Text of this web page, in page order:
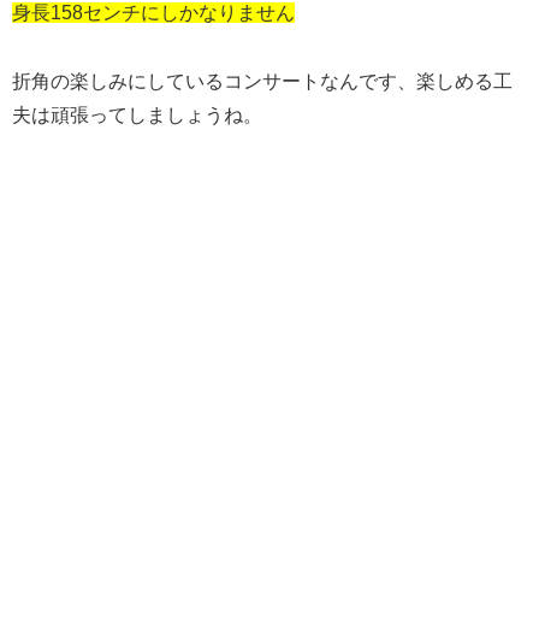
身長158センチにしかなりません
折角の楽しみにしているコンサートなんです、楽しめる工
夫は頑張ってしましょうね。